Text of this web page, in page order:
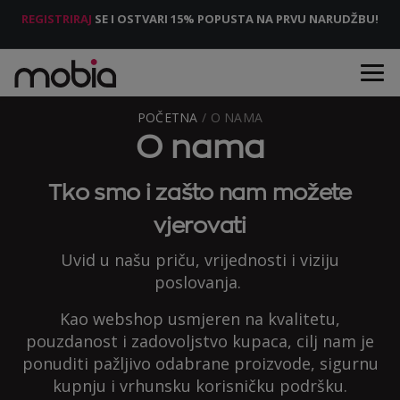
REGISTRIRAJ SE I OSTVARI 15% POPUSTA NA PRVU NARUDŽBU!
POČETNA / O NAMA
O nama
Tko smo i zašto nam možete
vjerovati
Uvid u našu priču, vrijednosti i viziju
poslovanja.
Kao webshop usmjeren na kvalitetu,
pouzdanost i zadovoljstvo kupaca, cilj nam je
ponuditi pažljivo odabrane proizvode, sigurnu
kupnju i vrhunsku korisničku podršku.